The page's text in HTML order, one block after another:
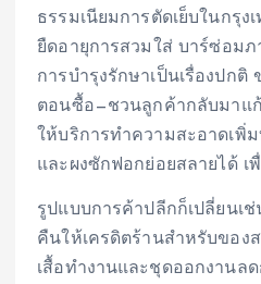
ธรรมเนียมการตัดเย็บในกรุง
ยืดอายุการสวมใส่ บาร์ซ่อม
การบำรุงรักษาเป็นเรื่องปก
ตอนซื้อ—ชวนลูกค้ากลับมาแ
ให้บริการทำความสะอาดเพิ่
และผงซักฟอกย่อยสลายได้ เ
รูปแบบการค้าปลีกก็เปลี่ยนเ
คืนให้เครดิตร้านสำหรับของ
เสื้อทำงานและชุดออกงานลด